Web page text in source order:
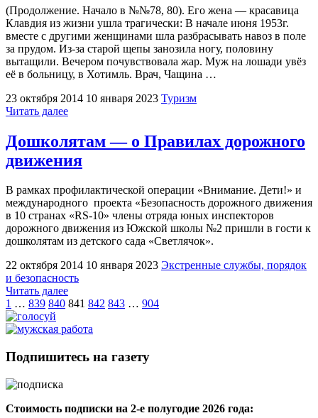
(Продолжение. Начало в №№78, 80). Его жена — красавица
Клавдия из жизни ушла трагически: В начале июня 1953г.
вместе с другими женщинами шла разбрасывать навоз в поле
за прудом. Из-за старой щепы занозила ногу, половину
вытащили. Вечером почувствовала жар. Муж на лошади увёз
её в больницу, в Хотимль. Врач, Чащина …
23 октября 2014 10 января 2023 Туризм
Читать далее"Дорогие
Дошколятам — о Правилах дорожного
движения
В рамках профилактической операции «Внимание. Дети!» и
международного проекта «Безопасность дорожного движения
в 10 странах «RS-10» члены отряда юных инспекторов
дорожного движения из Южской школы №2 пришли в гости к
дошколятам из детского сада «Светлячок».
22 октября 2014 10 января 2023 Экстренные службы, порядок
и безопасность
Читать далее"Дошколятам
—
Правилах
движения"
Пагинация
записей
1 … 839 840 841 842 843 … 904
Подпишитесь на газету
Стоимость подписки на 2-е полугодие 2026 года: